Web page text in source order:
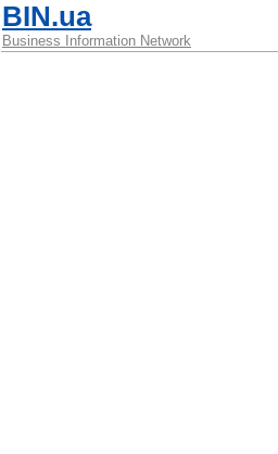
BIN.ua
Business Information Network